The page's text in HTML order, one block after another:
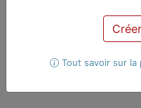
Violoncelle 2
Tout savoir sur la